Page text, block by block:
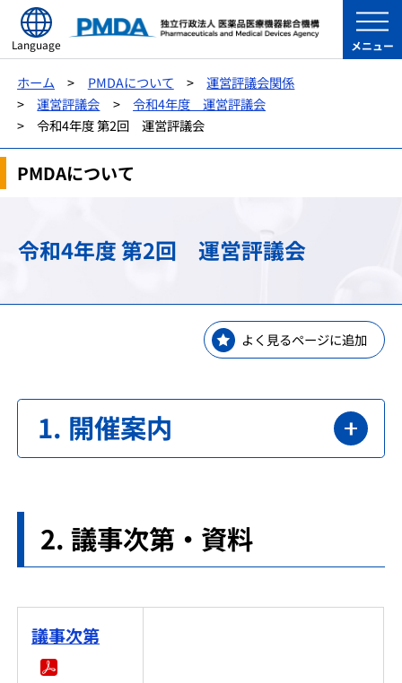
Language メニュー
ホーム PMDAについて
運営評議会関係
運営評議会
令和4年度 運営評議会
令和4年度 第2回 運営評議会
PMDAについて
令和4年度 第2回 運営評議会
よく見るページに追加
開催案内
議事次第・資料
議事次第